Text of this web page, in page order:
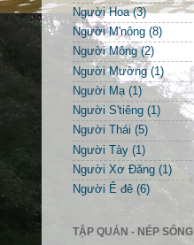
Người Hoa (3)
Người M'nông (8)
Người Mông (2)
Người Mường (1)
Người Mạ (1)
Người S'tiêng (1)
Người Thái (5)
Người Tày (1)
Người Xơ Đăng (1)
Người Ê đê (6)
TẬP QUÁN - NẾP SỐNG